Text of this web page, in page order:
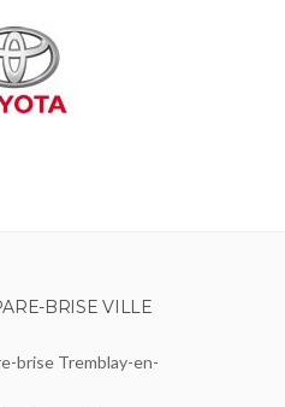
BRISE VILLE
brise Tremblay-en-